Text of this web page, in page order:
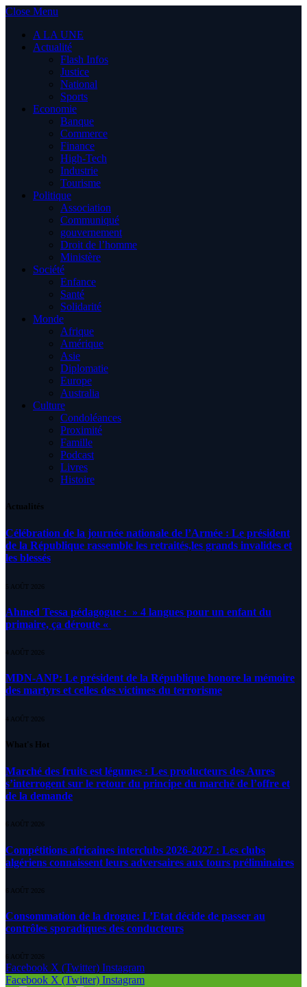
Close Menu
A LA UNE
Actualité
Flash Infos
Justice
National
Sports
Economie
Banque
Commerce
Finance
High-Tech
Industrie
Tourisme
Politique
Association
Communiqué
gouvernement
Droit de l’homme
Ministère
Société
Enfance
Santé
Solidarité
Monde
Afrique
Amérique
Asie
Diplomatie
Europe
Australia
Culture
Condoléances
Proximité
Famille
Podcast
Livres
Histoire
Actualités
Célébration de la journée nationale de l’Armée : Le président
de la République rassemble les retraités,les grands invalides et
les blessés
5 AOÛT 2026
Ahmed Tessa pédagogue : » 4 langues pour un enfant du
primaire, ça déroute «
4 AOÛT 2026
MDN-ANP: Le président de la République honore la mémoire
des martyrs et celles des victimes du terrorisme
4 AOÛT 2026
What's Hot
Marché des fruits est légumes : Les producteurs des Aures
s’interrogent sur le retour du principe du marché de l’offre et
de la demande
6 AOÛT 2026
Compétitions africaines interclubs 2026-2027 : Les clubs
algériens connaissent leurs adversaires aux tours préliminaires
6 AOÛT 2026
Consommation de la drogue: L’Etat décide de passer au
contrôles sporadiques des conducteurs
6 AOÛT 2026
Facebook X (Twitter) Instagram
Facebook X (Twitter) Instagram